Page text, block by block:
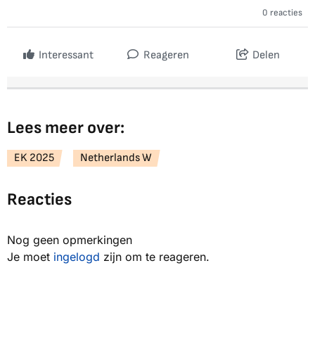
0 reacties
Interessant Reageren Delen
Lees meer over:
EK 2025 Netherlands W
Reacties
Nog geen opmerkingen
Je moet ingelogd zijn om te reageren.